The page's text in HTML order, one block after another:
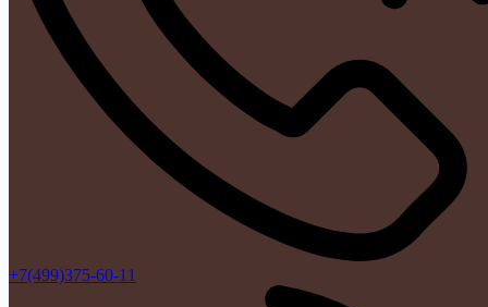
+7(499)375-60-11